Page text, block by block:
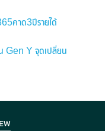
คาด3ปีรายได้
Gen Y จุดเปลี่ยน